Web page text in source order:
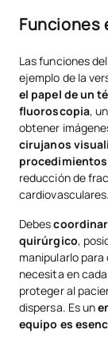
Funciones
Las funciones
ejemplo de la
el papel de un
fluoroscopia,
obtener
cirujanos
procedimientos
reducción de
cardiovasculares.
Debes
quirúrgico,
manipularlo
necesita en
proteger al
dispersa. Es un
equipo es